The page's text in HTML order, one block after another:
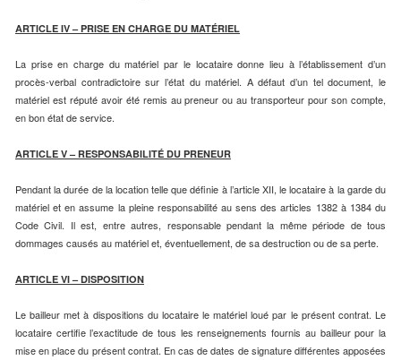
ARTICLE IV – PRISE EN CHARGE DU MATÉRIEL
La prise en charge du matériel par le locataire donne lieu à l’établissement d’un
procès-verbal contradictoire sur l’état du matériel. A défaut d’un tel document, le
matériel est réputé avoir été remis au preneur ou au transporteur pour son compte,
en bon état de service.
ARTICLE V – RESPONSABILITÉ DU PRENEUR
Pendant la durée de la location telle que définie à l’article XII, le locataire à la garde du
matériel et en assume la pleine responsabilité au sens des articles 1382 à 1384 du
Code Civil. Il est, entre autres, responsable pendant la même période de tous
dommages causés au matériel et, éventuellement, de sa destruction ou de sa perte.
ARTICLE VI – DISPOSITION
Le bailleur met à dispositions du locataire le matériel loué par le présent contrat. Le
locataire certifie l’exactitude de tous les renseignements fournis au bailleur pour la
mise en place du présent contrat. En cas de dates de signature différentes apposées